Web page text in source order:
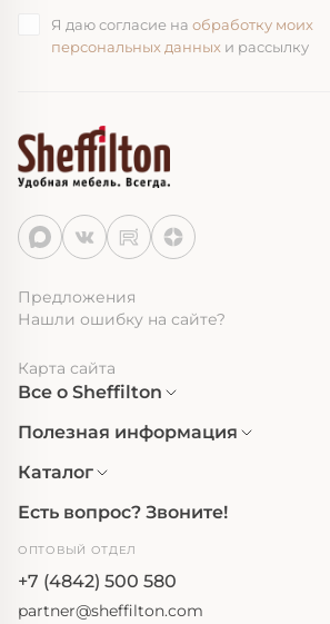
Я даю согласие на обработку моих
персональных данных и рассылку
Предложения
Нашли ошибку на сайте?
Карта сайта
Все о Sheffilton
Полезная информация
Каталог
Есть вопрос? Звоните!
ОПТОВЫЙ ОТДЕЛ
+7 (4842) 500 580
partner@sheffilton.com